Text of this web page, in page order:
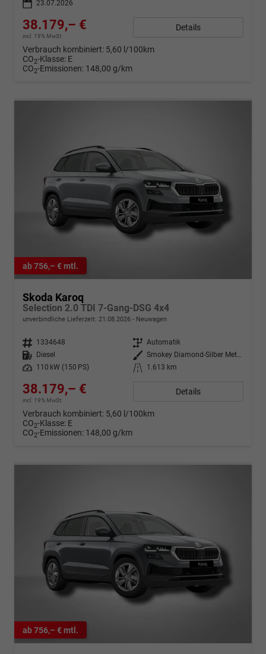
23.07.2026
38.179,– €
incl. 19% MwSt.
Details
Verbrauch kombiniert: 5,60 l/100km
CO2-Klasse: E
CO2-Emissionen: 148,00 g/km
ab 756,– € mtl.
Skoda Karoq
Selection 2.0 TDI 7-Gang-DSG 4x4
unverbindliche Lieferzeit: 21.08.2026 Neuwagen
Fahrzeugnr. 1334648 Getriebe Automatik
Kraftstoff
Diesel Außenfarbe
Smokey Diamond-Silber Metallic
Leistung
110 kW (150 PS) Kilometerstand 1.613 km
38.179,– €
incl. 19% MwSt.
Details
Verbrauch kombiniert: 5,60 l/100km
CO2-Klasse: E
CO2-Emissionen: 148,00 g/km
ab 756,– € mtl.